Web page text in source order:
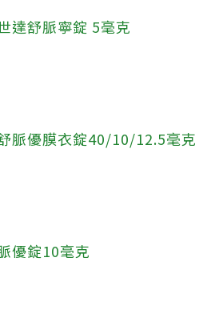
達舒脈寧錠 5毫克
脈優膜衣錠40/10/12.5毫克
優錠10毫克